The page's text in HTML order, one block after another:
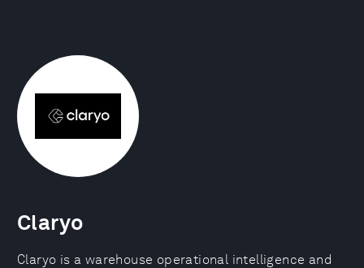
Claryo
Claryo is a warehouse operational intelligence and